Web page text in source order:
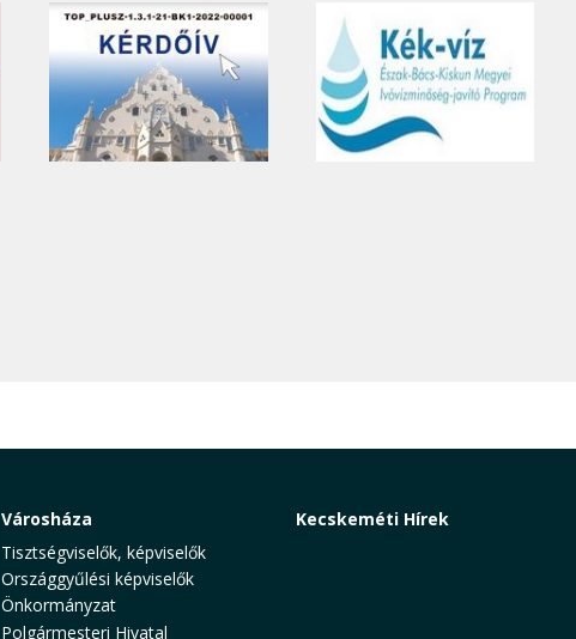
Városháza
Tisztségviselők, képviselők
Országgyűlési képviselők
Önkormányzat
Polgármesteri Hivatal
Kecskeméti Hírek